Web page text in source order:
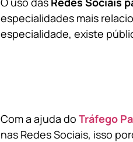
especialidades mais
especialidade, existe
Com a ajuda do Tráfego
nas Redes Sociais, isso